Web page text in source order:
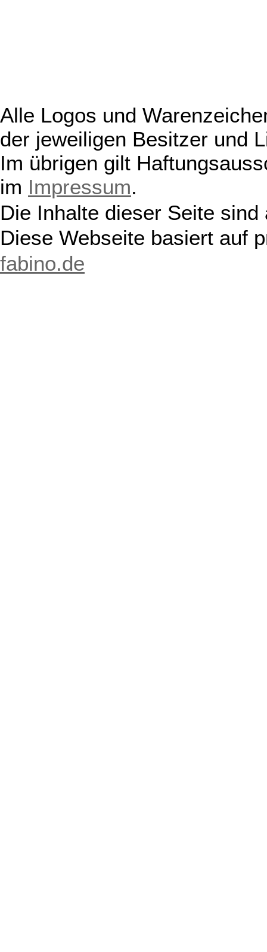
Alle Logos und
der jeweiligen Besitzer und
Im übrigen gilt
im Impressum.
Die Inhalte dieser Seite
Diese Webseite basiert auf
fabino.de